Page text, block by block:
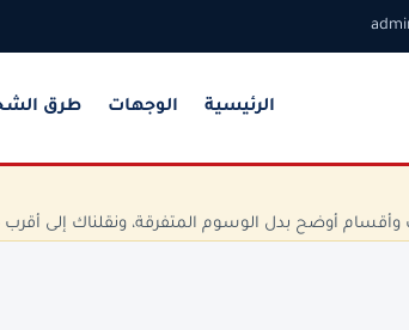
الرئيسية الوجهات طرق
أوضح بدل الوسوم المتفرقة، ونقلناك إلى أقرب